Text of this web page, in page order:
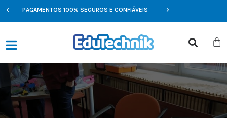
PAGAMENTOS 100% SEGUROS E CONFIÁVEIS OFERTAS EXCLUSIVAS